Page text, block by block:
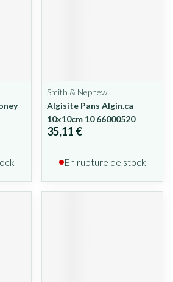
Smith & Nephew
Algisite Pans Algin.ca
10x10cm 10 66000520
35,11 €
En rupture de stock